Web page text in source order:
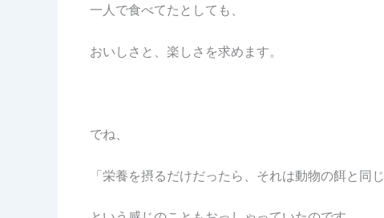
一人で食べてたとしても、
おいしさと、楽しさを求めます。
でね、
「栄養を摂るだけだったら、それは動物の餌と同じ